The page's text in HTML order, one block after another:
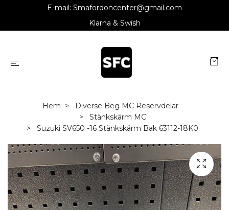
E-mail: Smafordoncenter@gmail.com
Klarna & Swish
Hem
Diverse Beg MC Reservdelar
Stänkskärm MC
Suzuki SV650 -16 Stänkskärm Bak 63112-18K0